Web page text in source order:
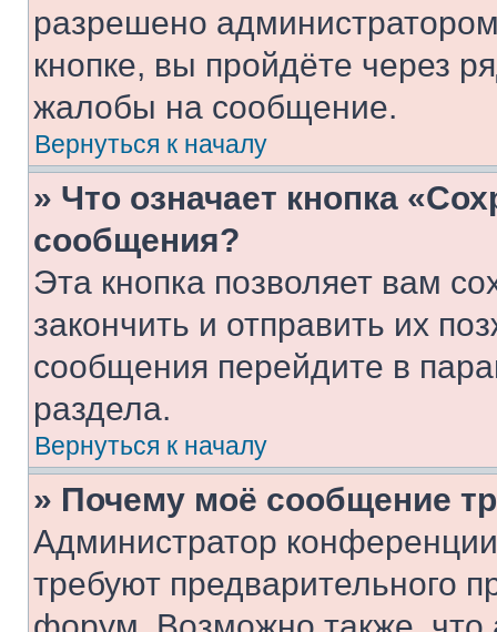
разрешено
кнопке, вы пройдёте через
жалобы на сообщение.
Вернуться к началу
» Что означает кнопка
сообщения?
Эта кнопка позволяет вам
закончить и отправить их
сообщения перейдите в
раздела.
Вернуться к началу
» Почему моё сообщение
Администратор
требуют предварительного